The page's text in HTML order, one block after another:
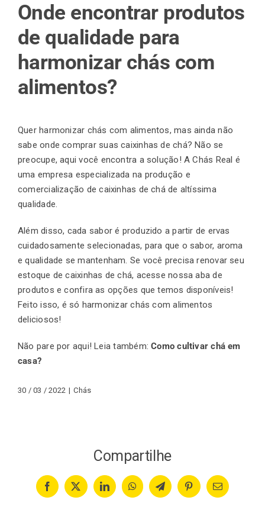
Onde encontrar produtos
de qualidade para
harmonizar chás com
alimentos?
Quer harmonizar chás com alimentos, mas ainda não
sabe onde comprar suas caixinhas de chá? Não se
preocupe, aqui você encontra a solução! A Chás Real é
uma empresa especializada na produção e
comercialização de caixinhas de chá de altíssima
qualidade.
Além disso, cada sabor é produzido a partir de ervas
cuidadosamente selecionadas, para que o sabor, aroma
e qualidade se mantenham. Se você precisa renovar seu
estoque de caixinhas de chá, acesse nossa aba de
produtos e confira as opções que temos disponíveis!
Feito isso, é só harmonizar chás com alimentos
deliciosos!
Não pare por aqui! Leia também:Como cultivar chá em
casa?
30 / 03 / 2022 | Chás
Compartilhe
Facebook
X LinkedInWhatsAppTelegramPinterestEmail